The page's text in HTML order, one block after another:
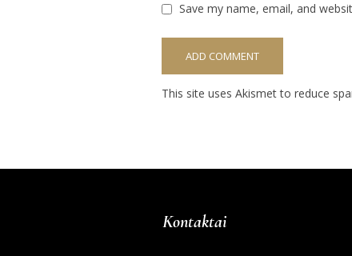
Save my name, email, and
This site uses Akismet to reduce
Kontaktai